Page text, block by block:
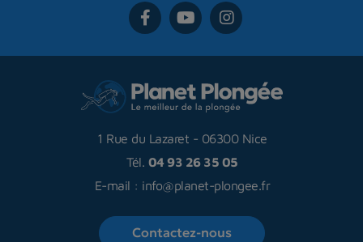
1 Rue du Lazaret - 06300 Nice
Tél. 04 93 26 35 05
E-mail : info@planet-plongee.fr
Contactez-nous